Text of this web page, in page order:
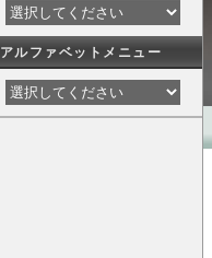
アルファベットメニュー